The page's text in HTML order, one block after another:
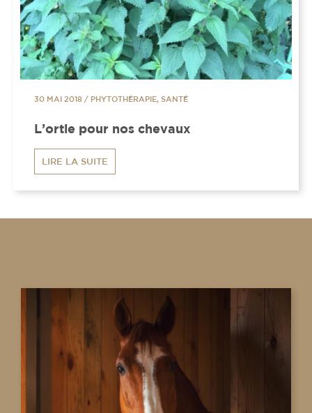
30 MAI 2018 / PHYTOTHÉRAPIE, SANTÉ
L’ortie pour nos chevaux
LIRE LA SUITE